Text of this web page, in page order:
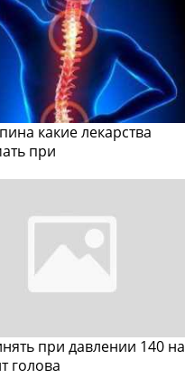
какие лекарства
при
при давлении 140 на
голова